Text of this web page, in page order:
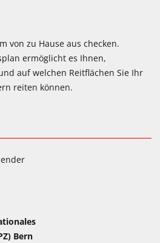
von zu Hause aus checken.
ermöglicht es Ihnen,
auf welchen Reitflächen Sie Ihr
reiten können.
Bern